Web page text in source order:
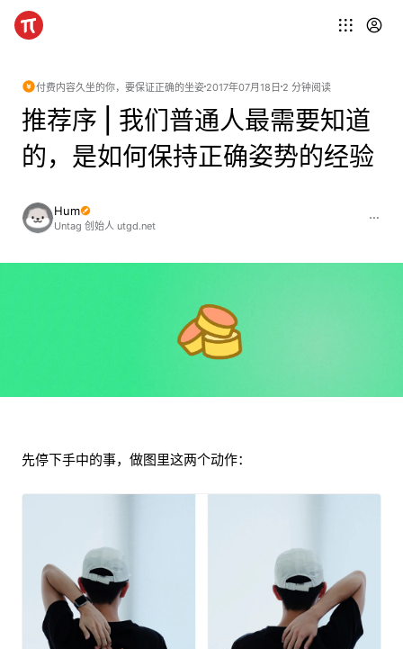
付费内容久坐的你，要保证正确的坐姿 2017年07月18日 2 分钟阅读
推荐序 | 我们普通人最需要知道
的，是如何保持正确姿势的经验
Hum
Untag 创始人 utgd.net
先停下手中的事，做图里这两个动作：